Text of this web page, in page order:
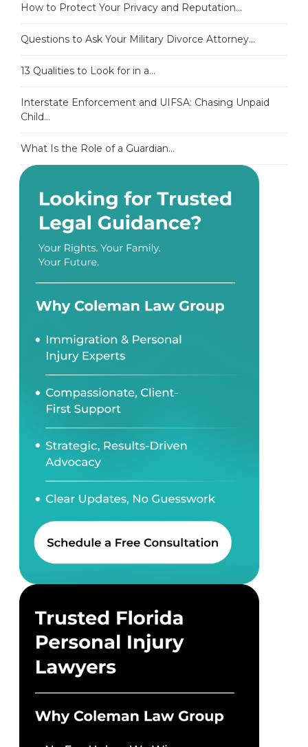
How to Protect Your Privacy and Reputation...
Questions to Ask Your Military Divorce Attorney...
13 Qualities to Look for in a...
Interstate Enforcement and UIFSA: Chasing Unpaid
Child...
What Is the Role of a Guardian...